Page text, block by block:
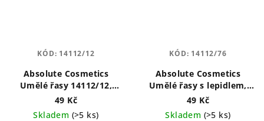
Absolute Cosmetics
Umělé řasy 14112/12,
černé
49 Kč
Skladem (>5 ks)
KÓD: 14112/12
Absolute Cosmetics
Umělé řasy s lepidlem,
14112/76, černé
49 Kč
Skladem (>5 ks)
KÓD: 14112/76